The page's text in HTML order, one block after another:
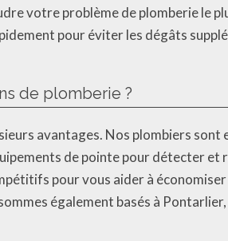
votre problème de plomberie le
pour éviter les dégâts
de plomberie ?
avantages. Nos plombiers sont
de pointe pour détecter et
pour vous aider à économiser
également basés à